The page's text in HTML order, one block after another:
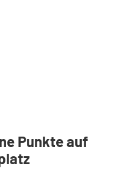
Punkte auf